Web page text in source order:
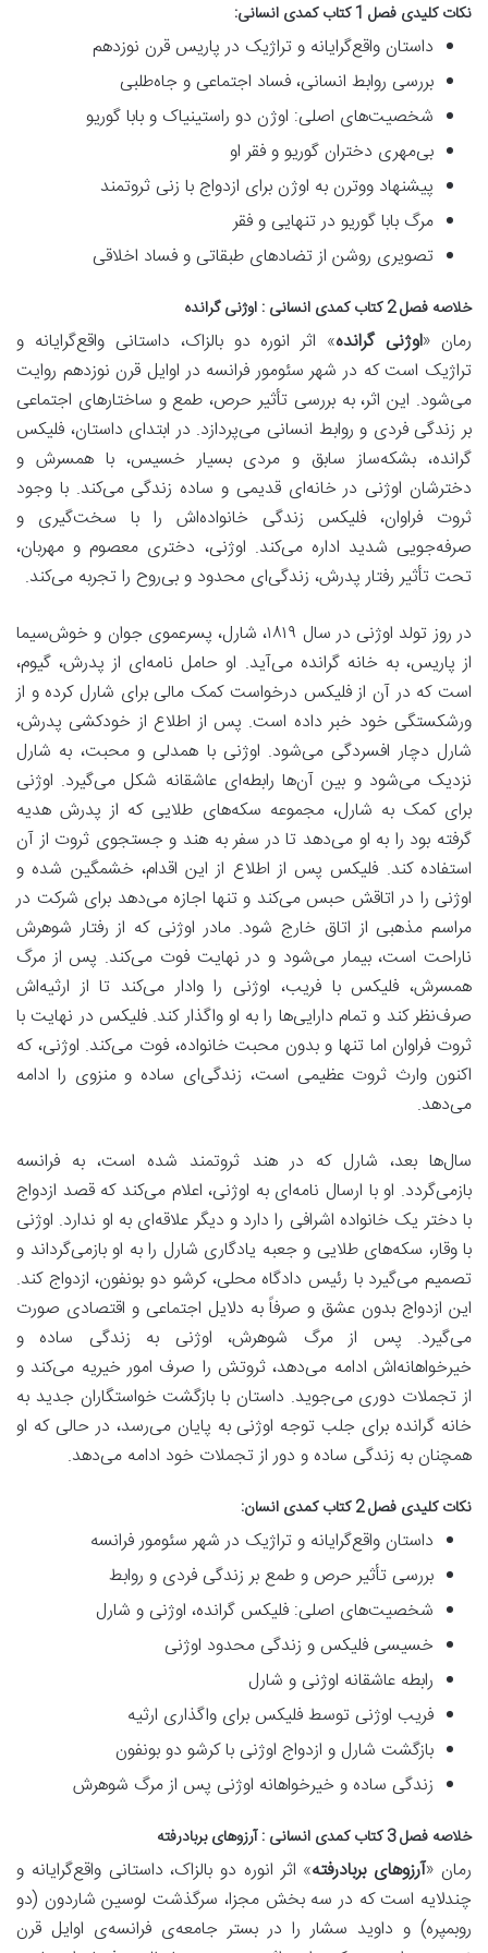
نکات کلیدی فصل 1 کتاب کمدی انسانی:
داستان واقع‌گرایانه و تراژیک در پاریس قرن نوزدهم
بررسی روابط انسانی، فساد اجتماعی و جاه‌طلبی
شخصیت‌های اصلی: اوژن دو راستینیاک و بابا گوریو
بی‌مهری دختران گوریو و فقر او
پیشنهاد ووترن به اوژن برای ازدواج با زنی ثروتمند
مرگ بابا گوریو در تنهایی و فقر
تصویری روشن از تضادهای طبقاتی و فساد اخلاقی
خلاصه فصل 2 کتاب کمدی انسانی : اوژنی گرانده
رمان «اوژنی گرانده» اثر انوره دو بالزاک، داستانیواقع‌گرایانه و
تراژیک است که در شهر سئومور فرانسه در اوایل قرن نوزدهم روایت
می‌شود. این اثر، به بررسی تأثیر حرص، طمع و ساختارهای اجتماعی
بر زندگی فردی و روابط انسانی می‌پردازد. در ابتدای داستان، فلیکس
گرانده، بشکه‌ساز سابق و مردی بسیار خسیس، با همسرش و
دخترشان اوژنی در خانه‌ای قدیمی و ساده زندگی می‌کند. با وجود
ثروت فراوان، فلیکس زندگی خانواده‌اش را با سخت‌گیری و
صرفه‌جویی شدید اداره می‌کند. اوژنی، دختری معصوم و مهربان،
تحت تأثیر رفتار پدرش، زندگی‌ای محدود و بی‌روح را تجربه می‌کند.
در روز تولد اوژنی در سال ۱۸۱۹،
شارل، پسرعموی جوان و خوش‌سیما
از پاریس، به خانه گرانده می‌آید. او حامل نامه‌ای از پدرش، گیوم،
است که در آن از فلیکس درخواست کمک مالی برای شارل کرده و از
ورشکستگی خود خبر داده است. پس از اطلاع از خودکشی پدرش،
شارل دچار افسردگی می‌شود. اوژنی با همدلی و محبت، به شارل
نزدیک می‌شود و بین آن‌ها رابطه‌ای عاشقانه شکل می‌گیرد. اوژنی
برای کمک به شارل، مجموعه سکه‌های طلایی که از پدرش هدیه
گرفته بود را به او می‌دهد تا در سفر به هند و جستجوی ثروت از آن
استفاده کند. فلیکس پس از اطلاع از این اقدام، خشمگین شده و
اوژنی را در اتاقش حبس می‌کند و تنها اجازه می‌دهد برای شرکت در
مراسم مذهبی از اتاق خارج شود. مادر اوژنی که از رفتار شوهرش
ناراحت است، بیمار می‌شود و در نهایت فوت می‌کند. پس از مرگ
همسرش، فلیکس با فریب، اوژنی را وادار می‌کند تا از ارثیه‌اش
صرف‌نظر کند و تمام دارایی‌ها را به او واگذار کند. فلیکس در نهایت با
ثروت فراوان اما تنها و بدون محبت خانواده، فوت می‌کند. اوژنی، که
اکنون وارث ثروت عظیمی است، زندگی‌ای ساده و منزوی را ادامه
می‌دهد.
سال‌ها بعد، شارل که در هند ثروتمند شده است، به فرانسه
بازمی‌گردد. او با ارسال نامه‌ای به اوژنی، اعلام می‌کند که قصد ازدواج
با دختر یک خانواده اشرافی را دارد و دیگر علاقه‌ای به او ندارد. اوژنی
با وقار، سکه‌های طلایی و جعبه یادگاری شارل را به او بازمی‌گرداند و
تصمیم می‌گیرد با رئیس دادگاه محلی،کرشو دو بونفون، ازدواج کند.
این ازدواج بدون عشق و صرفاً به دلایل اجتماعی و اقتصادی صورت
می‌گیرد. پس از مرگ شوهرش، اوژنی به زندگی ساده و
خیرخواهانه‌اش ادامه می‌دهد، ثروتش را صرف امور خیریه می‌کند و
از تجملات دوری می‌جوید. داستان با بازگشت خواستگاران جدید به
خانه گرانده برای جلب توجه اوژنی به پایان می‌رسد، در حالی که او
همچنان به زندگی ساده و دور از تجملات خود ادامه می‌دهد.
نکات کلیدی فصل 2 کتاب کمدی انسان:
داستان واقع‌گرایانه و تراژیک در شهر سئومور فرانسه
بررسی تأثیر حرص و طمع بر زندگی فردی و روابط
شخصیت‌های اصلی: فلیکس گرانده، اوژنی و شارل
خسیسی فلیکس و زندگی محدود اوژنی
رابطه عاشقانه اوژنی و شارل
فریب اوژنی توسط فلیکس برای واگذاری ارثیه
بازگشت شارل و ازدواج اوژنی با کرشو دو بونفون
زندگی ساده و خیرخواهانه اوژنی پس از مرگ شوهرش
خلاصه فصل 3 کتاب کمدی انسانی : آرزوهای بربادرفته
رمان «آرزوهای بربادرفته» اثر انوره دو بالزاک، داستانیواقع‌گرایانه و
چندلایه است که در سه بخش مجزا، سرگذشت لوسین شاردون (دو
روبمپره) و داوید سشاررا در بستر جامعه‌ی فرانسه‌ی اوایل قرن